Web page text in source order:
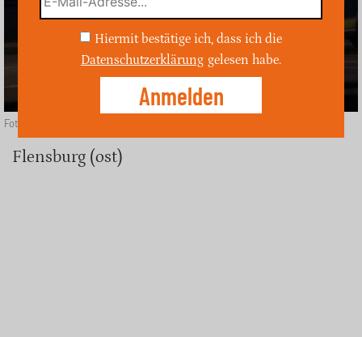
Foto: unsplash
Flensburg (ost)
Hiermit bestätige ich, dass ich die
Datenschutzerklärung gelesen habe.